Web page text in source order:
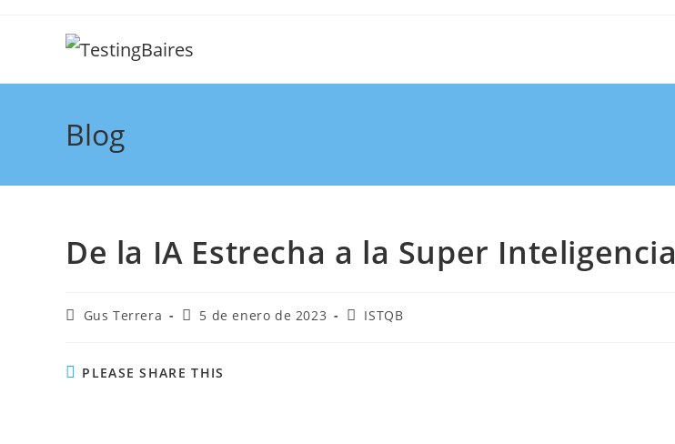
Blog
De la IA Estrecha a la Super Inteligencia
Gus Terrera 5 de enero de 2023 ISTQB
PLEASE SHARE THIS